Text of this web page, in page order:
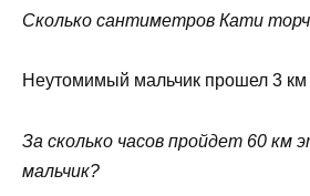
Сколько сантиметров Кати
Неутомимый мальчик прошел 3 км
За сколько часов пройдет 60
мальчик?